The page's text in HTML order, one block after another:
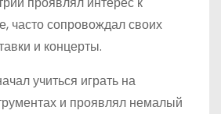
часто сопровождал своих
и концерты.
учиться играть на
и проявлял немалый